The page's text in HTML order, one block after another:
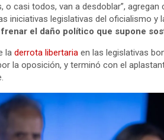
o casi todos, van a desdoblar”,
iniciativas legislativas del oficialismo y
frenar el daño político que supone
la derrota libertaria en las legislativas
la oposición, y terminó con el